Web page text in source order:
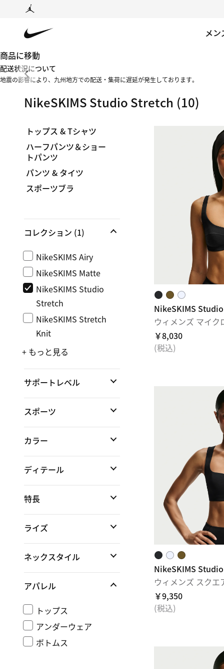
メン
商品に移動
配送状況について
地震の影響により、九州地方での配送・集荷に遅延が発生しております。
NikeSKIMS Studio Stretch (10)
トップス & Tシャツ
ハーフパンツ＆ショー
トパンツ
パンツ & タイツ
スポーツブラ
コレクション (1)
NikeSKIMS Airy
NikeSKIMS Matte
NikeSKIMS Studio
Stretch
NikeSKIMS Stretch
Knit
+ もっと見る
サポートレベル
スポーツ
カラー
ディテール
特長
ライズ
ネックスタイル
アパレル
トップス
アンダーウェア
ボトムス
NikeSKIMS
ウィメンズ マイク
￥8,030
(税込)
NikeSKIMS
ウィメンズ スクエ
￥9,350
(税込)